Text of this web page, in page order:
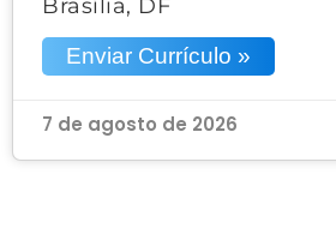
Brasília, DF
Enviar Currículo »
7 de agosto de 2026